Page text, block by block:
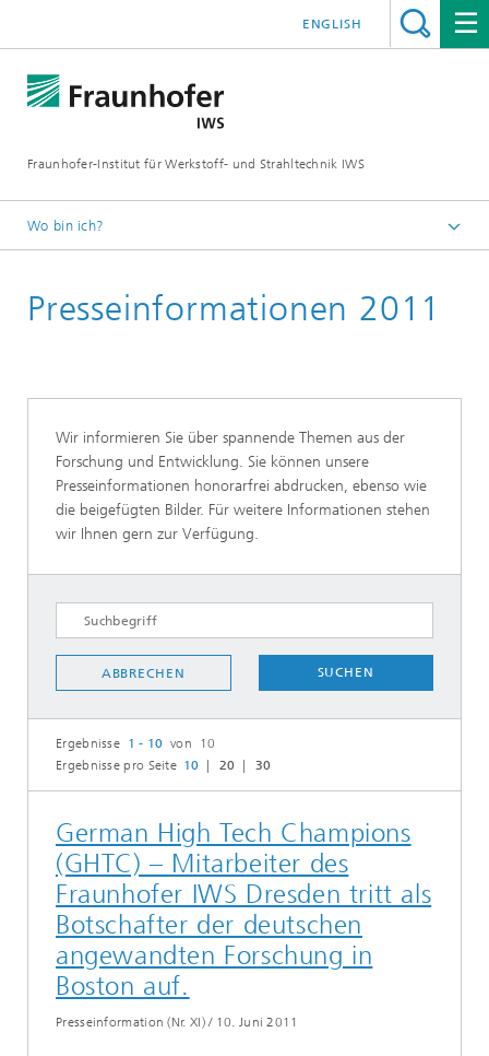
Fraunhofer-Institut für Werkstoff- und Strahltechnik IWS
ENGLISH
Wo bin ich?
News und Medien
Presseinformationen 2011
Wir informieren Sie über spannende Themen aus der
Forschung und Entwicklung. Sie können unsere
Presseinformationen honorarfrei abdrucken, ebenso wie
die beigefügten Bilder. Für weitere Informationen stehen
wir Ihnen gern zur Verfügung.
ABBRECHEN SUCHEN
Ergebnisse 1 - 10 von 10
Ergebnisse pro Seite 10 20 30
German High Tech Champions
(GHTC) – Mitarbeiter des
Fraunhofer IWS Dresden tritt als
Botschafter der deutschen
angewandten Forschung in
Boston auf.
Presseinformation (Nr. XI)/ 10. Juni 2011